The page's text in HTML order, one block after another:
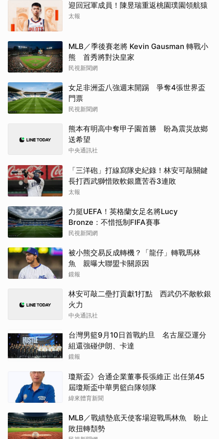
迎回冠軍成員！陳昱瑞重返桃園璞園領航猿
太報
MLB／季後賽老將 Kevin Gausman 轉戰小
熊 首秀將對決皇家
民視新聞網
女足非洲盃八強週末開踢 爭奪4張世界盃
門票
民視新聞網
熊本有明高中奪甲子園首勝 盼為震災故鄉
送希望
中央通訊社
「三洋砲」打線寫隊史紀錄！林安可敲關鍵
長打西武獅惜敗軟銀鷹苦吞3連敗
太報
力挺UEFA！英格蘭女足名將Lucy
Bronze：不惜抵制FIFA賽事
民視新聞網
被小熊交易反成轉機？「龍仔」轉戰馬林
魚 親曝大聯盟卡關原因
鏡報
林安可敲二壘打貢獻1打點 西武仍不敵軟銀
火力
中央通訊社
台灣男籃9月10日首戰約旦 名古屋亞運分
組還強碰伊朗、卡達
鏡報
瓊斯盃》合通企業董事長張維正 出任第45
屆瓊斯盃中華男籃白隊領隊
緯來體育新聞
MLB／戰績墊底天使客場迎戰馬林魚 盼止
敗扭轉頹勢